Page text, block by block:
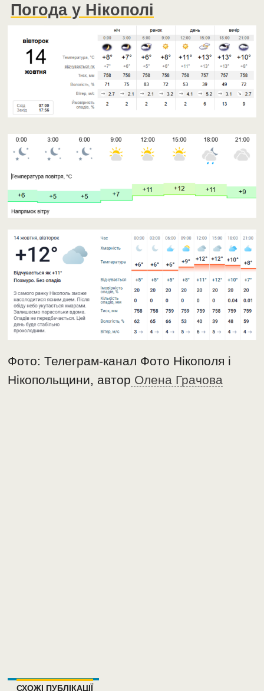
Погода у Нікополі
Фото: Телеграм-канал Фото Нікополя і
Нікопольщини, автор Олена Грачова
СХОЖІ ПУБЛІКАЦІЇ